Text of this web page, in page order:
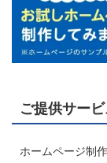
ご提供サービ
ホームページ制